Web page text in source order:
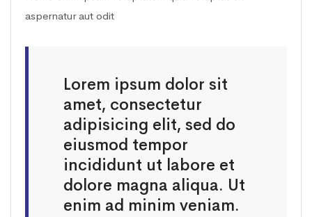
aspernatur aut odit
Lorem ipsum dolor sit
amet, consectetur
adipisicing elit, sed do
eiusmod tempor
incididunt ut labore et
dolore magna aliqua. Ut
enim ad minim veniam.